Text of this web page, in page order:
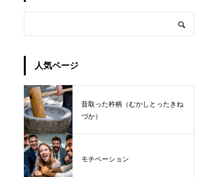
人気ページ
昔取った杵柄（むかしとったきね
づか）
モチベーション